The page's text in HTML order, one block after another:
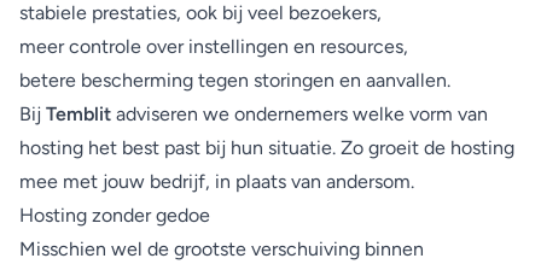
stabiele prestaties, ook bij veel bezoekers,
meer controle over instellingen en resources,
betere bescherming tegen storingen en aanvallen.
Bij Temblit adviseren we ondernemers welke vorm van
hosting het best past bij hun situatie. Zo groeit de hosting
mee met jouw bedrijf, in plaats van andersom.
Hosting zonder gedoe
Misschien wel de grootste verschuiving binnen